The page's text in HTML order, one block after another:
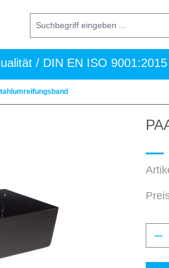
/ DIN EN ISO 9001:2015